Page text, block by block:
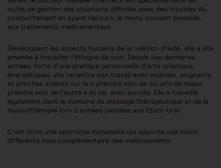
outils de gestion des situations difficiles avec des troubles du
comportement en ayant recours, le moins souvent possible,
aux traitements médicamenteux.
Développant les aspects humains de la relation d’aide, elle a été
amenée à travailler l’éthique de soin. Depuis ces dernières
années, forte d’une pratique personnelle d’arts orientaux
énergétiques, elle recentre son travail avec malades, soignants
et proches aidants sur le « prendre soin de soi afin de mieux
prendre soin de l’autre » et ce, avec succès. Elle a travaillé
également dans le domaine du massage thérapeutique et de la
musicothérapie lors d’années passées aux Etats-Unis.
C’est donc une approche humaniste qui apporte une vision
différente mais complémentaire des vieillissements.